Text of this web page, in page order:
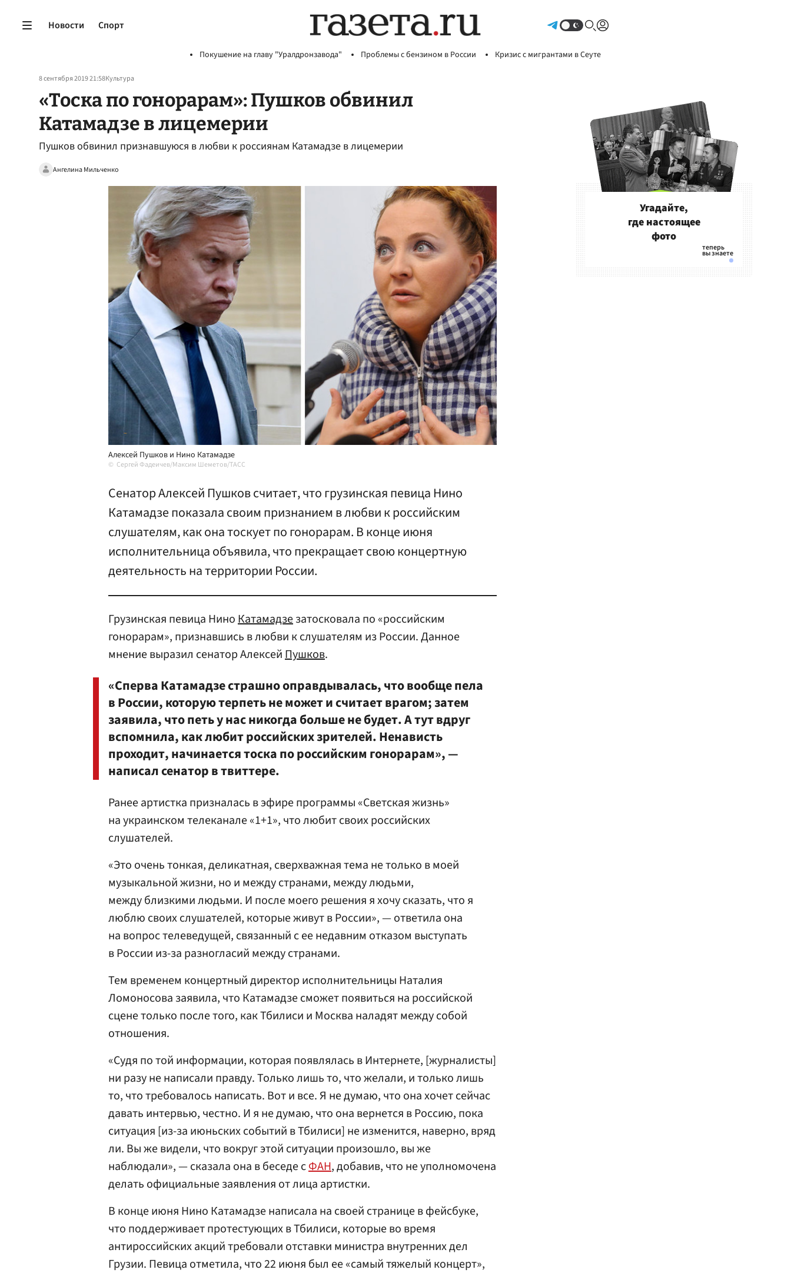
Новости Спорт
Покушение на главу "Уралдронзавода" Проблемы с бензином в России Кризис с мигрантами в Сеуте
8 сентября 2019 21:58Культура
«Тоска по гонорарам»: Пушков обвинил
Катамадзе в лицемерии
Пушков обвинил признавшуюся в любви к россиянам Катамадзе в лицемерии
Ангелина Мильченко
Алексей Пушков и Нино Катамадзе
Сергей Фадеичев/Максим Шеметов/ТАСС
Сенатор Алексей Пушков считает, что грузинская певица Нино
Катамадзе показала своим признанием в любви к российским
слушателям, как она тоскует по гонорарам. В конце июня
исполнительница объявила, что прекращает свою концертную
деятельность на территории России.
Грузинская певица НиноКатамадзезатосковала по «российским
гонорарам», признавшись в любви к слушателям из России. Данное
мнение выразил сенатор АлексейПушков.
«Сперва Катамадзе страшно оправдывалась, что вообще пела
в России, которую терпеть не может и считает врагом; затем
заявила, что петь у нас никогда больше не будет. А тут вдруг
вспомнила, как любит российских зрителей. Ненависть
проходит, начинается тоска по российским гонорарам», —
написал сенатор в твиттере.
Ранее артистка призналась в эфире программы «Светская жизнь»
на украинском телеканале «1+1», что любит своих российских
слушателей.
«Это очень тонкая, деликатная, сверхважная тема не только в моей
музыкальной жизни, но и между странами, между людьми,
между близкими людьми. И после моего решения я хочу сказать, что я
люблю своих слушателей, которые живут в России», — ответила она
на вопрос телеведущей, связанный с ее недавним отказом выступать
в России из-за разногласий между странами.
Тем временем концертный директор исполнительницы Наталия
Ломоносова заявила, что Катамадзе сможет появиться на российской
сцене только после того, как Тбилиси и Москва наладят между собой
отношения.
«Судя по той информации, которая появлялась в Интернете, [журналисты]
ни разу не написали правду. Только лишь то, что желали, и только лишь
то, что требовалось написать. Вот и все. Я не думаю, что она хочет сейчас
давать интервью, честно. И я не думаю, что она вернется в Россию, пока
ситуация [из-за июньских событий в Тбилиси] не изменится, наверно, вряд
ли. Вы же видели, что вокруг этой ситуации произошло, вы же
наблюдали», — сказала она в беседе сФАН, добавив, что не уполномочена
делать официальные заявления от лица артистки.
В конце июня Нино Катамадзе написала на своей странице в фейсбуке,
что поддерживает протестующих в Тбилиси, которые во время
антироссийских акций требовали отставки министра внутренних дел
Грузии. Певица отметила, что 22 июня был ее «самый тяжелый концерт»,
Угадайте,
где настоящее
фото